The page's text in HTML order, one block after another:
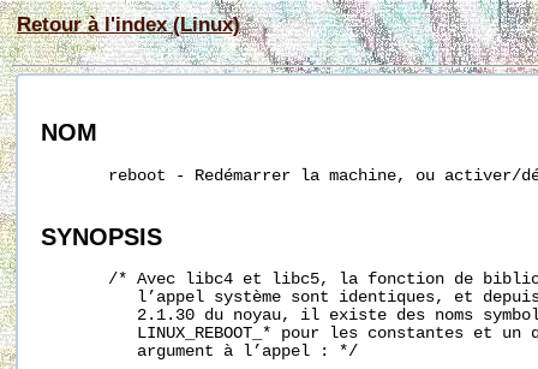
Retour à l'index (Linux)
NOM
reboot - Redémarrer la machine, ou activer/
SYNOPSIS
/* Avec libc4 et libc5, la fonction de
l’appel système sont identiques, et
2.1.30 du noyau, il existe des noms
LINUX_REBOOT_* pour les constantes et un
          argument à l’appel : */